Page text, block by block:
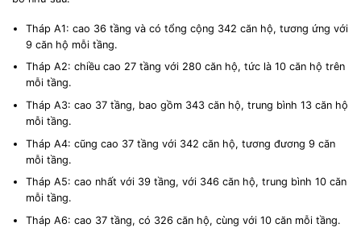
Tháp A1: cao 36 tầng và có tổng cộng 342 căn hộ, tương ứng với
9 căn hộ mỗi tầng.
Tháp A2: chiều cao 27 tầng với 280 căn hộ, tức là 10 căn hộ trên
mỗi tầng.
Tháp A3: cao 37 tầng, bao gồm 343 căn hộ, trung bình 13 căn hộ
mỗi tầng.
Tháp A4: cũng cao 37 tầng với 342 căn hộ, tương đương 9 căn
mỗi tầng.
Tháp A5: cao nhất với 39 tầng, với 346 căn hộ, trung bình 10 căn
mỗi tầng.
Tháp A6: cao 37 tầng, có 326 căn hộ, cùng với 10 căn mỗi tầng.